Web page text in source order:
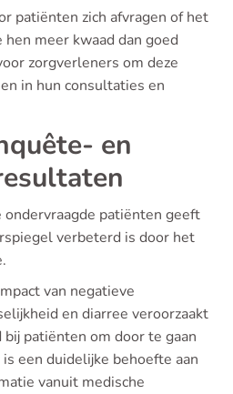
patiënten zich afvragen of het
meer kwaad dan goed
zorgverleners om deze
in hun consultaties en
en
ondervraagde patiënten geeft
verbeterd is door het
van negatieve
en diarree veroorzaakt
patiënten om door te gaan
een duidelijke behoefte aan
vanuit medische